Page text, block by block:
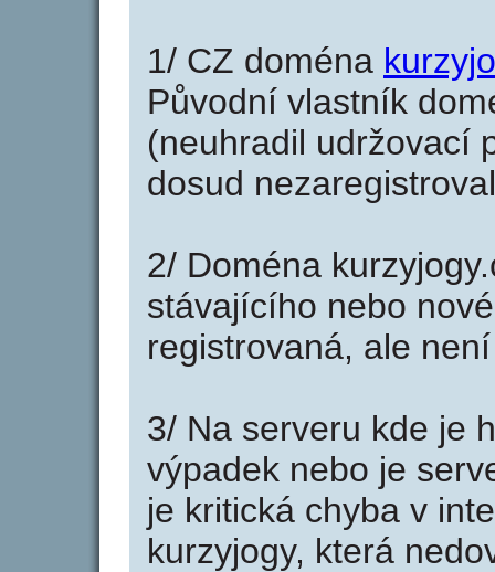
1/ CZ doména
Původní vlastník
(neuhradil udržovací
dosud
2/ Doména
stávajícího nebo
registrovaná, ale
3/ Na serveru kde je
výpadek nebo je
je kritická chyba v
kurzyjogy, která